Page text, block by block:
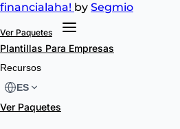
financialaha! by Segmio
Ver Paquetes
Plantillas Para Empresas
Recursos
ES
Ver Paquetes